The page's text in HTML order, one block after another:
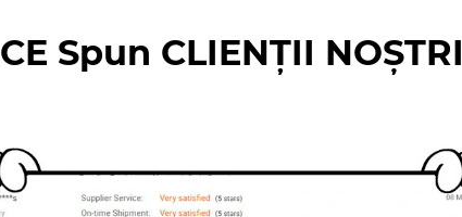
CE Spun CLIENȚII NOȘTRI